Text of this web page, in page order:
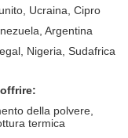
Ucraina, Cipro
Argentina
Nigeria, Sudafrica
della polvere,
termica